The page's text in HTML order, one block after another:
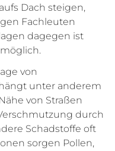
Dach steigen,
Fachleuten
dagegen ist
von
unter anderem
von Straßen
durch
Schadstoffe oft
sorgen Pollen,